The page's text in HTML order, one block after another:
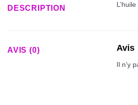
DESCRIPTION
AVIS (0) Avis
Il n’y